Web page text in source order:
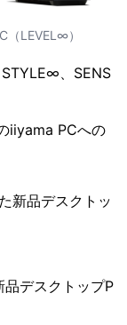
LEVEL∞）
、SENS
iiyama PCへの
新品デスクトッ
デスクトップP